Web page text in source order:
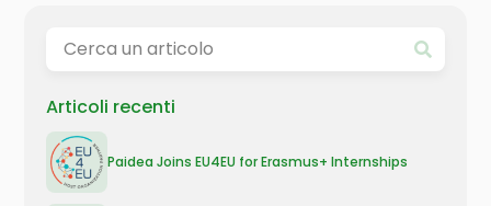
Articoli recenti
Paidea Joins EU4EU for Erasmus+ Internships